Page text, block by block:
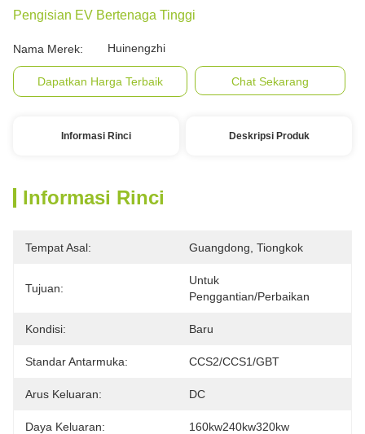
Pengisian EV Bertenaga Tinggi
Nama Merek: Huinengzhi
Dapatkan Harga Terbaik Chat Sekarang
Informasi Rinci Deskripsi Produk
Informasi Rinci
Tempat Asal: Guangdong, Tiongkok
Tujuan:
Untuk
Penggantian/perbaikan
Kondisi: Baru
Standar Antarmuka: CCS2/CCS1/GBT
Arus Keluaran: DC
Daya Keluaran: 160kw240kw320kw